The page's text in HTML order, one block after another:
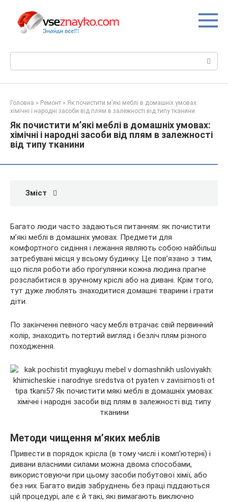
вмісту
Головна » Ремонт » Як почистити м’які меблі в домашніх умовах:
хімічні і народні засоби від плям в залежності від типу тканини
Як почистити м’які меблі в домашніх умовах:
хімічні і народні засоби від плям в залежності
від типу тканини
Зміст
Багато люди часто задаються питанням: як почистити
м’які меблі в домашніх умовах. Предмети для
комфортного сидіння і лежання являють собою найбільш
затребувані місця у всьому будинку. Це пов’язано з тим,
що після роботи або прогулянки кожна людина прагне
розслабитися в зручному кріслі або на дивані. Крім того,
тут дуже люблять знаходитися домашні тварини і грати
діти.
По закінченні певного часу меблі втрачає свій первинний
колір, знаходить потертий вигляд і безліч плям різного
походження.
Методи чищення м’яких меблів
Привести в порядок крісла (в тому числі і комп’ютерні) і
дивани власними силами можна двома способами,
використовуючи при цьому засоби побутової хімії, або
без них. Багато видів забруднень без праці піддаються
цій процедурі, але є й такі, які вимагають виключно